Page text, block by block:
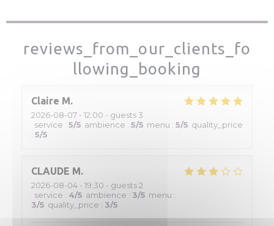
reviews_from_our_clients_fo
llowing_booking
Claire M
2026-08-07 - 12:00 - guests 3
service : 5/5 ambience : 5/5 menu : 5/5 quality_price
: 5/5
CLAUDE M
2026-08-04 - 19:30 - guests 2
service : 4/5 ambience : 3/5 menu :
3/5 quality_price : 3/5